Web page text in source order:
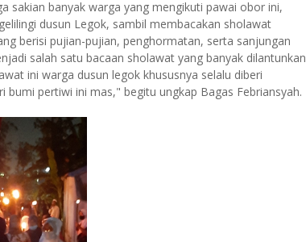
sakian banyak warga yang mengikuti pawai obor ini,
dusun Legok, sambil membacakan sholawat
berisi pujian-pujian, penghormatan, serta sanjungan
salah satu bacaan sholawat yang banyak dilantunkan
ini warga dusun legok khususnya selalu diberi
pertiwi ini mas," begitu ungkap Bagas Febriansyah.